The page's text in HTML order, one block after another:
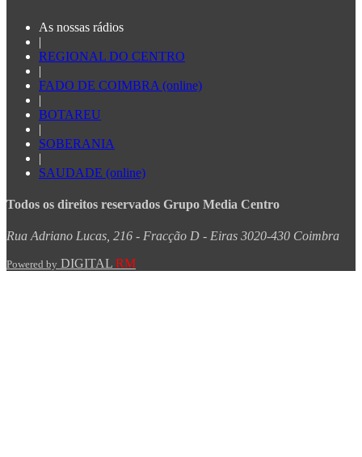
As nossas rádios
|
REGIONAL DO CENTRO
|
FADO DE COIMBRA (online)
|
BOTAREU
|
SOBERANIA
|
SAUDADE (online)
Todos os direitos reservados Grupo Media Centro
Rua Adriano Lucas, 216 - Fracção D - Eiras 3020-430 Coimbra
Powered by DIGITAL RM